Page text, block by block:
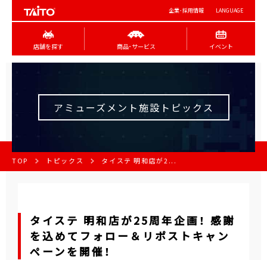
企業･採用情報 LANGUAGE
店舗を探す 商品･サービス イベント
アミューズメント施設トピックス
TOP トピックス タイステ 明和店が2...
タイステ 明和店が25周年企画！ 感謝
を込めてフォロー＆リポストキャン
ペーンを開催！